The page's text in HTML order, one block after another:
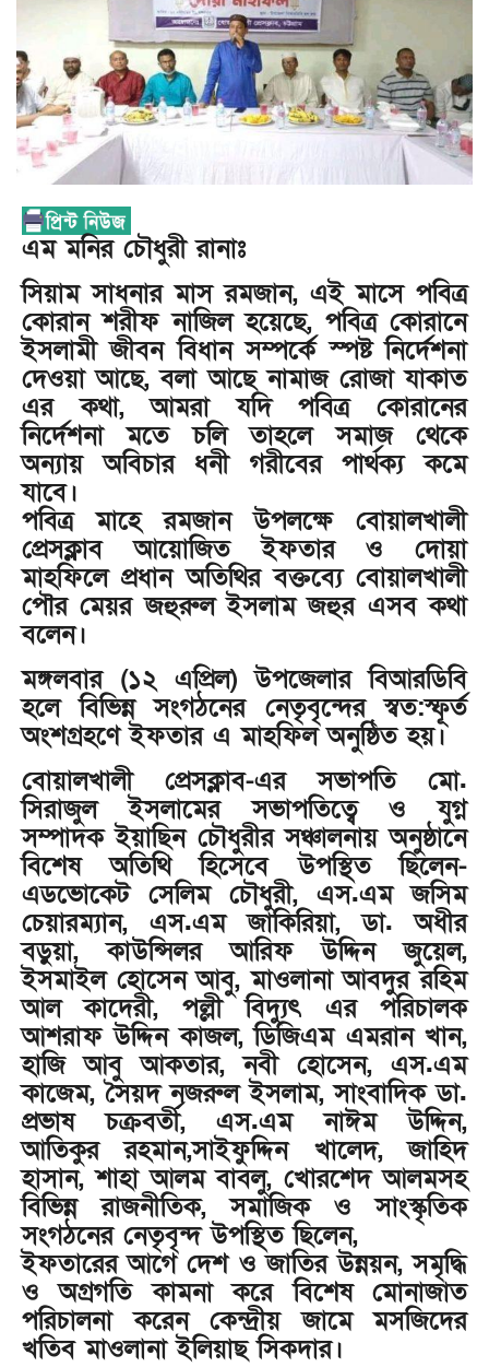
এম মনির চৌধুরী রানাঃ
সিয়াম সাধনার মাস রমজান, এই মাসে পবিত্র
কোরান শরীফ নাজিল হয়েছে, পবিত্র কোরানে
ইসলামী জীবন বিধান সম্পর্কে স্পষ্ট নির্দেশনা
দেওয়া আছে, বলা আছে নামাজ রোজা যাকাত
এর কথা, আমরা যদি পবিত্র কোরানের
নির্দেশনা মতে চলি তাহলে সমাজ থেকে
অন্যায় অবিচার ধনী গরীবের পার্থক্য কমে
যাবে।
পবিত্র মাহে রমজান উপলক্ষে বোয়ালখালী
প্রেসক্লাব আয়োজিত ইফতার ও দোয়া
মাহফিলে প্রধান অতিথির বক্তব্যে বোয়ালখালী
পৌর মেয়র জহুরুল ইসলাম জহুর এসব কথা
বলেন।
মঙ্গলবার (১২ এপ্রিল) উপজেলার বিআরডিবি
হলে বিভিন্ন সংগঠনের নেতৃবৃন্দের স্বত:স্ফূর্ত
অংশগ্রহণে ইফতার এ মাহফিল অনুষ্ঠিত হয়।
বোয়ালখালী প্রেসক্লাব-এর সভাপতি মো.
সিরাজুল ইসলামের সভাপতিত্বে ও যুগ্ন
সম্পাদক ইয়াছিন চৌধুরীর সঞ্চালনায় অনুষ্ঠানে
বিশেষ অতিথি হিসেবে উপস্থিত ছিলেন-
এডভোকেট সেলিম চৌধুরী, এস.এম জসিম
চেয়ারম্যান, এস.এম জাকিরিয়া, ডা. অধীর
বড়ুয়া, কাউন্সিলর আরিফ উদ্দিন জুয়েল,
ইসমাইল হোসেন আবু, মাওলানা আবদুর রহিম
আল কাদেরী, পল্লী বিদ্যুৎ এর পরিচালক
আশরাফ উদ্দিন কাজল, ডিজিএম এমরান খান,
হাজি আবু আকতার, নবী হোসেন, এস.এম
কাজেম, সৈয়দ নজরুল ইসলাম, সাংবাদিক ডা.
প্রভাষ চক্রবর্তী, এস.এম নাঈম উদ্দিন,
আতিকুর রহমান,সাইফুদ্দিন খালেদ, জাহিদ
হাসান, শাহা আলম বাবলু, খোরশেদ আলমসহ
বিভিন্ন রাজনীতিক, সমাজিক ও সাংস্কৃতিক
সংগঠনের নেতৃবৃন্দ উপস্থিত ছিলেন,
ইফতারের আগে দেশ ও জাতির উন্নয়ন, সমৃদ্ধি
ও অগ্রগতি কামনা করে বিশেষ মোনাজাত
পরিচালনা করেন কেন্দ্রীয় জামে মসজিদের
খতিব মাওলানা ইলিয়াছ সিকদার।